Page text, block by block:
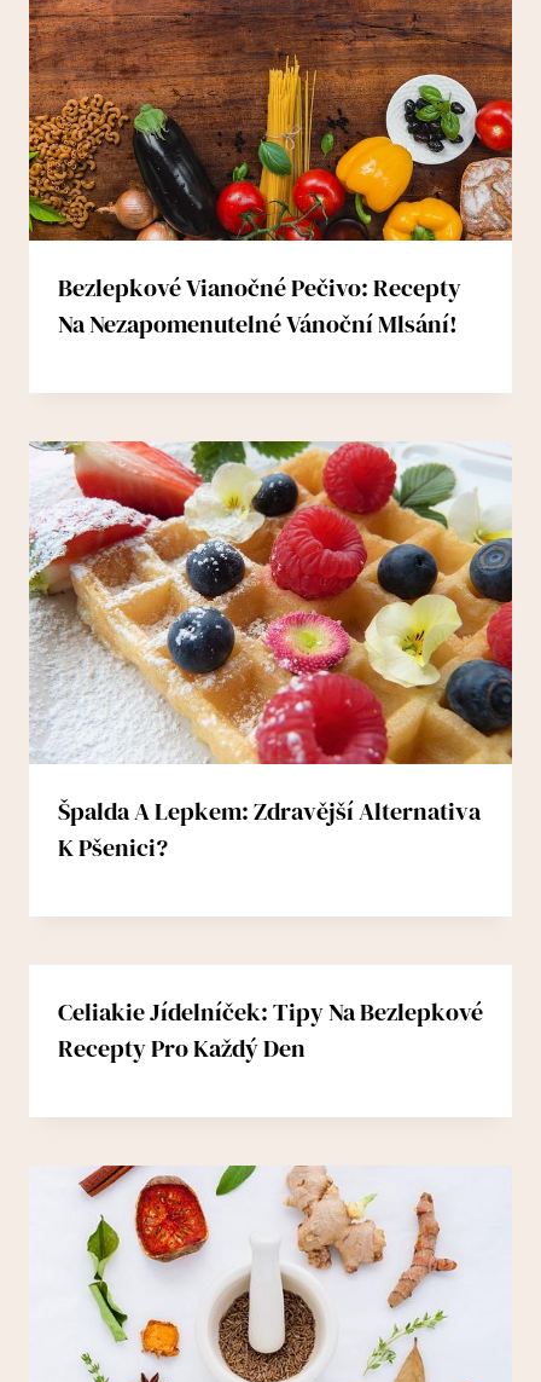
Bezlepkové Vianočné Pečivo: Recepty
Na Nezapomenutelné Vánoční Mlsání!
Špalda A Lepkem: Zdravější Alternativa
K Pšenici?
Celiakie Jídelníček: Tipy Na Bezlepkové
Recepty Pro Každý Den